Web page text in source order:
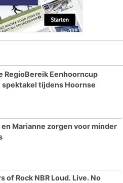
RegioBereik Eenhoorncup
tijdens Hoornse
en Marianne zorgen voor minder
of Rock NBR Loud. Live. No